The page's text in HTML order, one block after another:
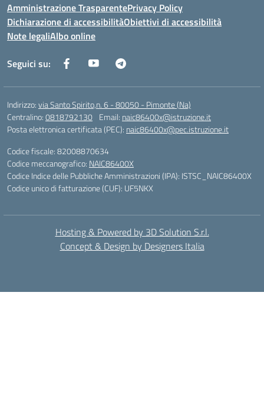
Amministrazione TrasparentePrivacy Policy
Dichiarazione di accessibilitàObiettivi di accessibilità
Note legaliAlbo online
Seguici su:
Indirizzo:via Santo Spirito,n. 6 - 80050 - Pimonte (Na)
Centralino:0818792130 Email: naic86400x@istruzione.it
Posta elettronica certificata (PEC): naic86400x@pec.istruzione.it
Codice fiscale: 82008870634
Codice meccanografico: NAIC86400X
Codice Indice delle Pubbliche Amministrazioni (IPA): ISTSC_NAIC86400X
Codice unico di fatturazione (CUF): UF5NKX
Hosting & Powered by 3D Solution S.r.l.
Concept & Design by Designers Italia